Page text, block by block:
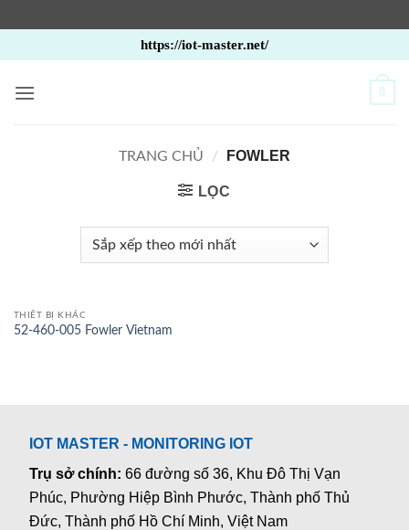
qua
nội
https://iot-master.net/
0
TRANG CHỦ / FOWLER
LỌC
THIẾT BỊ KHÁC
52-460-005 Fowler Vietnam
IOT MASTER - MONITORING IOT
Trụ sở chính:66 đường số 36, Khu Đô Thị Vạn
Phúc, Phường Hiệp Bình Phước, Thành phố Thủ
Đức, Thành phố Hồ Chí Minh, Việt Nam